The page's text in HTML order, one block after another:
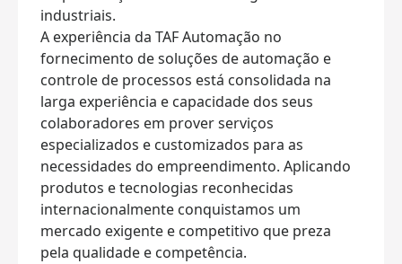
industriais.
A experiência da TAF Automação no
fornecimento de soluções de automação e
controle de processos está consolidada na
larga experiência e capacidade dos seus
colaboradores em prover serviços
especializados e customizados para as
necessidades do empreendimento. Aplicando
produtos e tecnologias reconhecidas
internacionalmente conquistamos um
mercado exigente e competitivo que preza
pela qualidade e competência.